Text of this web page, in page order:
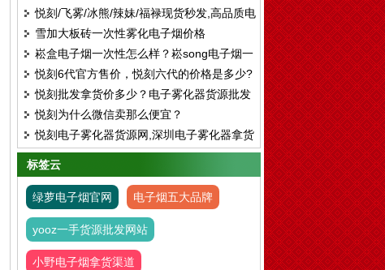
悦刻/飞雾/冰熊/辣妹/福禄现货秒发,高品质电
子烟厂家拿货 售后无忧
雪加大板砖一次性雾化电子烟价格
崧盒电子烟一次性怎么样？崧song电子烟一
次性售价
悦刻6代官方售价，悦刻六代的价格是多少?
悦刻批发拿货价多少？电子雾化器货源批发
网
悦刻为什么微信卖那么便宜？
悦刻电子雾化器货源网,深圳电子雾化器拿货
平台
标签云
绿萝电子烟官网 电子烟五大品牌
yooz一手货源批发网站
小野电子烟拿货渠道